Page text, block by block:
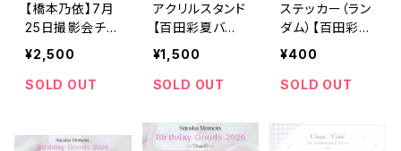
【橋本乃依】7月
25日撮影会チェ
キ【受注販売】
¥2,500
SOLD OUT
アクリルスタンド
【百田彩夏バー
スデーグッズ20
26】
¥1,500
SOLD OUT
ステッカー（ラン
ダム）【百田彩夏
バースデーグッ
¥400
SOLD OUT